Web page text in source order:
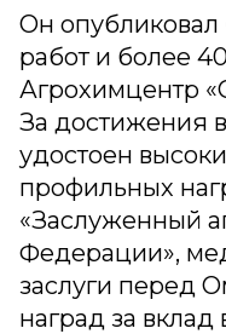
Он
работ и более
Агрохимцентр
За достижения
удостоен
профильных
«Заслуженный
Федерации»,
заслуги перед
наград за